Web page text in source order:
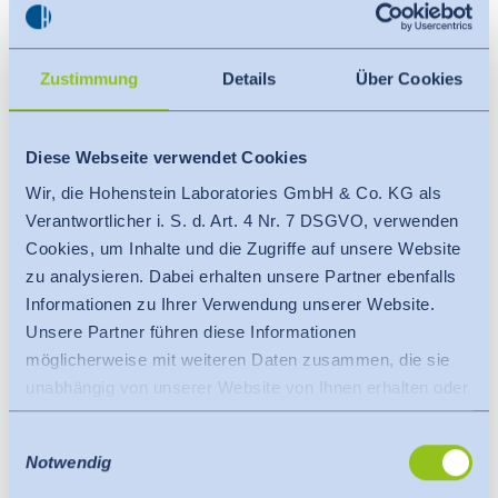
Zustimmung Details Über Cookies
Diese Webseite verwendet Cookies
Wir, die Hohenstein Laboratories GmbH & Co. KG als
Verantwortlicher i. S. d. Art. 4 Nr. 7 DSGVO, verwenden
Cookies, um Inhalte und die Zugriffe auf unsere Website
zu analysieren. Dabei erhalten unsere Partner ebenfalls
Informationen zu Ihrer Verwendung unserer Website.
Unsere Partner führen diese Informationen
möglicherweise mit weiteren Daten zusammen, die sie
unabhängig von unserer Website von Ihnen erhalten oder
gesammelt haben.
Es findet eine Datenübermittlung an ein Drittland oder
eine internationale Organisation statt. Berücksichtigt
Notwendig
WEBINAR ANSEHEN
Die Bedeutung der
Produktsicherheitsverordnung für
Bekleidungsprodukte